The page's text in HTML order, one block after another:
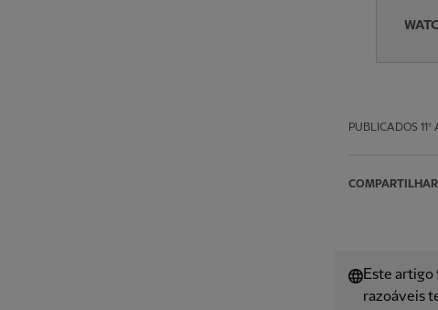
PUBLICADOS
COMPARTILHAR
Este
razoáveis